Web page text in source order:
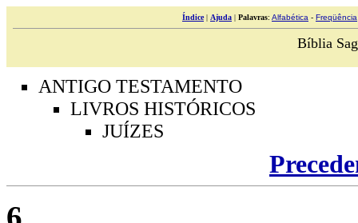
Índice| Ajuda | Palavras: Alfabética - Freqüência
Bíblia
ANTIGO TESTAMENTO
LIVROS HISTÓRICOS
JUÍZES